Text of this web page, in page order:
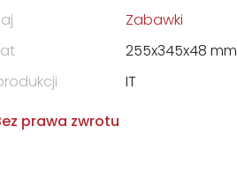
Zabawki
255x345x48 mm
IT
prawa zwrotu